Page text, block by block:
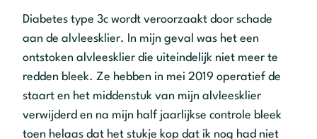
Diabetes type 3c wordt veroorzaakt door schade
aan de alvleesklier. In mijn geval was het een
ontstoken alvleesklier die uiteindelijk niet meer te
redden bleek. Ze hebben in mei 2019 operatief de
staart en het middenstuk van mijn alvleesklier
verwijderd en na mijn half jaarlijkse controle bleek
toen helaas dat het stukje kop dat ik nog had niet